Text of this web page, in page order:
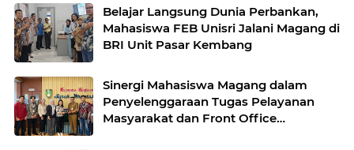
Belajar Langsung Dunia Perbankan,
Mahasiswa FEB Unisri Jalani Magang di
BRI Unit Pasar Kembang
Sinergi Mahasiswa Magang dalam
Penyelenggaraan Tugas Pelayanan
Masyarakat dan Front Office